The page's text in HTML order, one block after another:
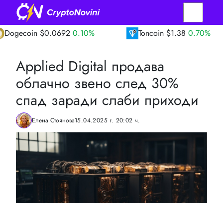
$0.0692 0.10% Toncoin $1.38 0.70%
Applied Digital продава
облачно звено след 30%
спад заради слаби приходи
Елена Стоянова15.04.2025 г. 20:02 ч.